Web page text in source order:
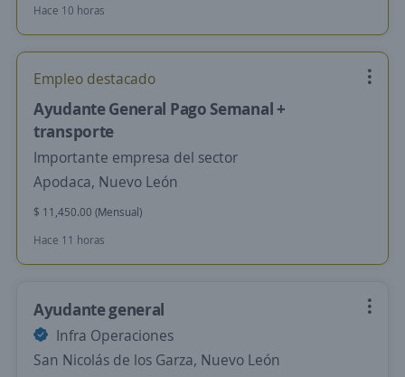
Hace 10 horas
Empleo destacado
Ayudante General Pago Semanal +
transporte
Importante empresa del sector
Apodaca, Nuevo León
$ 11,450.00 (Mensual)
Hace 11 horas
Ayudante general
Infra Operaciones
San Nicolás de los Garza, Nuevo León